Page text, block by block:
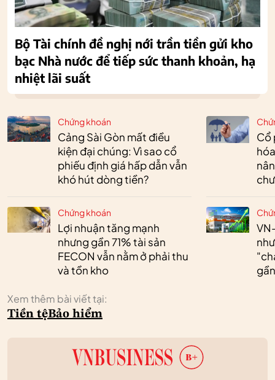
Chứng khoán
Cảng Sài Gòn mất điều
kiện đại chúng: Vì sao cổ
phiếu định giá hấp dẫn vẫn
khó hút dòng tiền?
Chứng khoán
Lợi nhuận tăng mạnh
nhưng gần 71% tài sản
FECON vẫn nằm ở phải thu
và tồn kho
Cổ
Xem thêm bài viết tại:
Tiền tệBảo hiểm
Bộ Tài chính đề nghị nới trần tiền gửi kho
bạc Nhà nước để tiếp sức thanh khoản, hạ
nhiệt lãi suất